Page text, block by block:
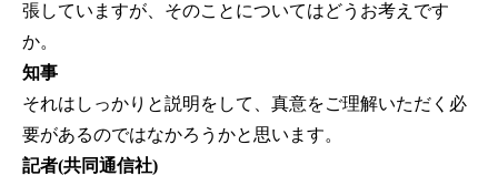
張していますが、そのことについてはどうお考えです
か。
知事
それはしっかりと説明をして、真意をご理解いただく必
要があるのではなかろうかと思います。
記者(共同通信社)